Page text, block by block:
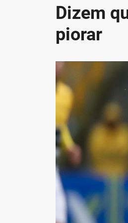
Dizem
piorar